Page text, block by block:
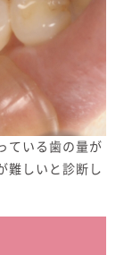
ている歯の量が
難しいと診断し